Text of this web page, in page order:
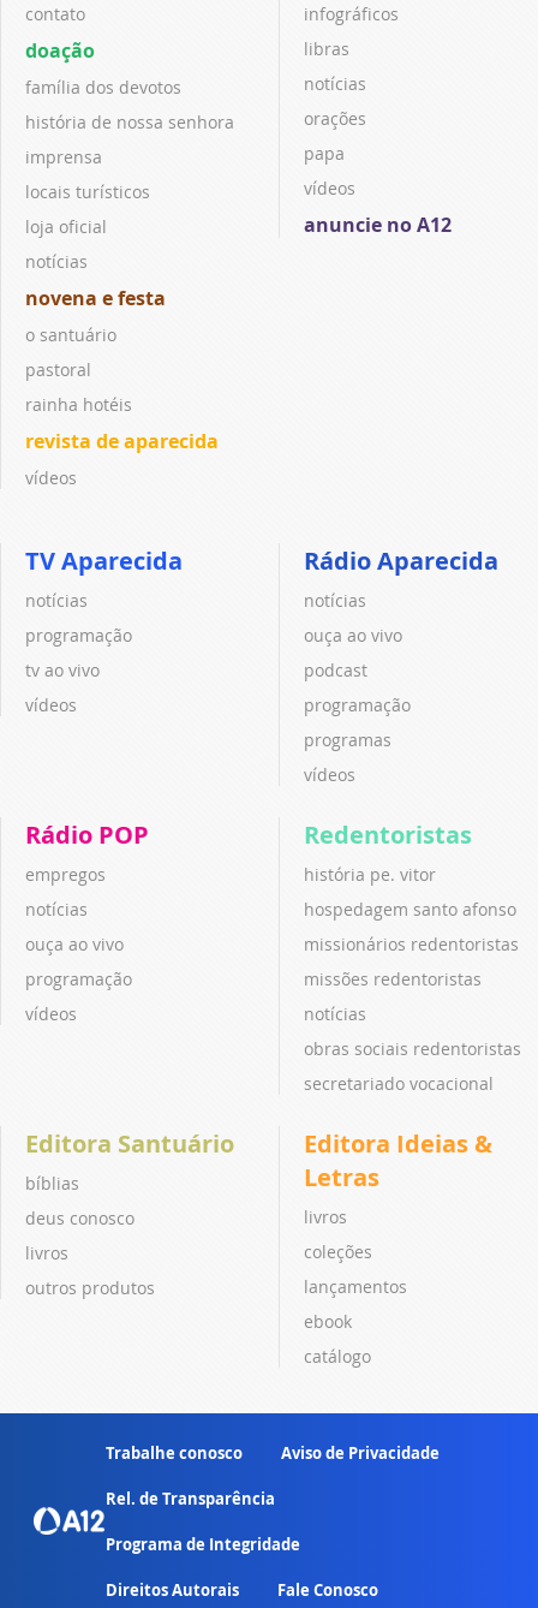
contato
doação
família dos devotos
história de nossa senhora
imprensa
locais turísticos
loja oficial
notícias
novena e festa
o santuário
pastoral
rainha hotéis
revista de aparecida
vídeos
infográficos
libras
notícias
orações
papa
vídeos
anuncie no A12
TV Aparecida
notícias
programação
tv ao vivo
vídeos
Rádio Aparecida
notícias
ouça ao vivo
podcast
programação
programas
vídeos
Rádio POP
empregos
notícias
ouça ao vivo
programação
vídeos
Redentoristas
história pe. vitor
hospedagem santo afonso
missionários redentoristas
missões redentoristas
notícias
obras sociais redentoristas
secretariado vocacional
Editora Santuário
bíblias
deus conosco
livros
outros produtos
Editora Ideias &
Letras
livros
coleções
lançamentos
ebook
catálogo
Trabalhe conosco Aviso de Privacidade
Rel. de Transparência
Programa de Integridade
Direitos Autorais Fale Conosco